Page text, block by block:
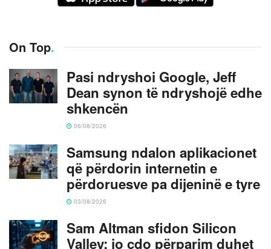
On Top.
Pasi ndryshoi Google, Jeff
Dean synon të ndryshojë edhe
shkencën
06/08/2026
Samsung ndalon aplikacionet
që përdorin internetin e
përdoruesve pa dijeninë e tyre
03/08/2026
Sam Altman sfidon Silicon
Valley: jo çdo përparim duhet